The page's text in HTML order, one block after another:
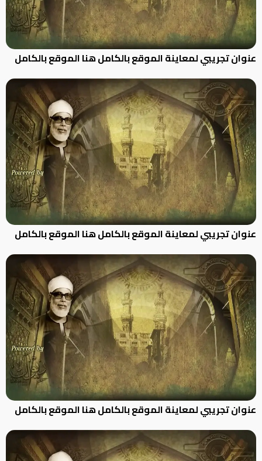
عنوان تجريبي لمعاينة الموقع بالكامل هنا الموقع بالكامل
عنوان تجريبي لمعاينة الموقع بالكامل هنا الموقع بالكامل
عنوان تجريبي لمعاينة الموقع بالكامل هنا الموقع بالكامل